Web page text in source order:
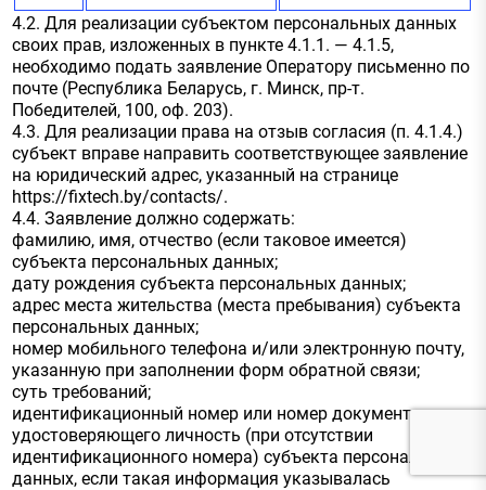
4.2. Для реализации субъектом персональных данных
своих прав, изложенных в пункте 4.1.1. — 4.1.5,
необходимо подать заявление Оператору письменно по
почте (Республика Беларусь, г. Минск, пр-т.
Победителей, 100, оф. 203).
4.3. Для реализации права на отзыв согласия (п. 4.1.4.)
субъект вправе направить соответствующее заявление
на юридический адрес, указанный на странице
https://fixtech.by/contacts/.
4.4. Заявление должно содержать:
фамилию, имя, отчество (если таковое имеется)
субъекта персональных данных;
дату рождения субъекта персональных данных;
адрес места жительства (места пребывания) субъекта
персональных данных;
номер мобильного телефона и/или электронную почту,
указанную при заполнении форм обратной связи;
суть требований;
идентификационный номер или номер документа,
удостоверяющего личность (при отсутствии
идентификационного номера) субъекта персональных
данных, если такая информация указывалась